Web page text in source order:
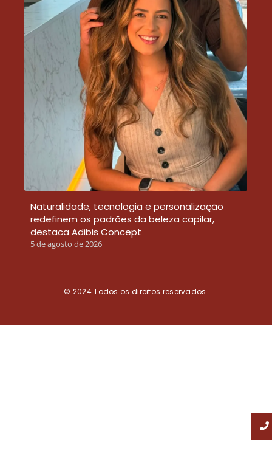
Naturalidade, tecnologia e personalização
redefinem os padrões da beleza capilar,
destaca Adibis Concept
5 de agosto de 2026
© 2024Todos os direitos reservados